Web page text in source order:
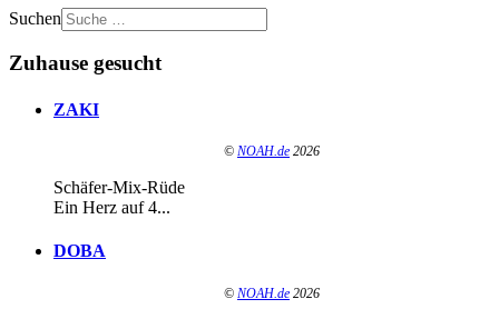
Suchen
Zuhause gesucht
ZAKI
© NOAH.de 2026
Schäfer-Mix-Rüde
Ein Herz auf 4...
DOBA
© NOAH.de 2026